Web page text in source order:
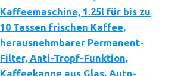
Kaffeemaschine, 1.25l für bis zu
10 Tassen frischen Kaffee,
herausnehmbarer Permanent-
Filter, Anti-Tropf-Funktion,
Kaffeekanne aus Glas, Auto-